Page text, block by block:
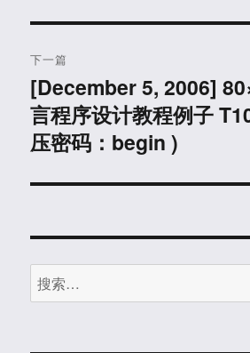
航
章：
下一篇
下
篇
文
[December 5, 2006]
言程序设计教程例子
压密码：begin )
搜
索：